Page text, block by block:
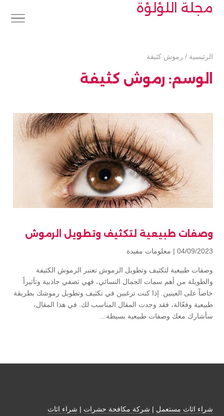
مجلة اللؤلؤة
الرئيسية / رموش كثيفة
الوسم: رموش كثيفة
وصفات طبيعية لتكثيف وتطويل الرموش
04/09/2023 | معلومات مفيدة
وصفات طبيعية لتكثيف وتطويل الرموش تعتبر الرموش الكثيفة
والطويلة من أهم سمات الجمال النسائي، فهي تضفي جاذبية وتأثيراً
خاصاً على العينين. إذا كنت ترغبين في تكثيف وتطويل رموشك بطريقة
طبيعية وفعّالة، فقد وجدت المقال المناسب لك. في هذا المقال،
سأشارك معك وصفات طبيعية بسيطة...
شراء اثاث مستعمل | شركة مكافحة حشرات | شراء اثاث